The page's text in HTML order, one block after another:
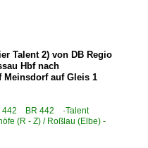
Talent 2) von DB Regio
Hbf nach
Meinsdorf auf Gleis 1
442 BR 442 ·Talent
(R - Z) / Roßlau (Elbe) -